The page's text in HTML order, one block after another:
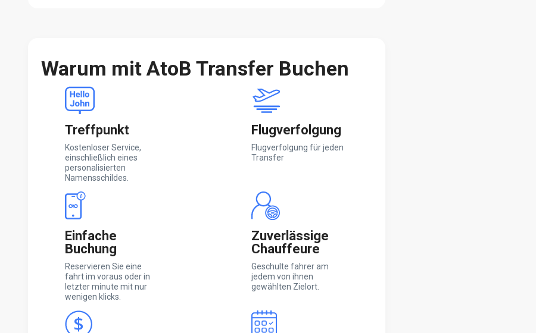
Warum mit AtoB Transfer Buchen
Treffpunkt
Kostenloser Service,
einschließlich eines
personalisierten
Namensschildes.
Flugverfolgung
Flugverfolgung für jeden
Transfer
Einfache
Buchung
Reservieren Sie eine
fahrt im voraus oder in
letzter minute mit nur
wenigen klicks.
Zuverlässige
Chauffeure
Geschulte fahrer am
jedem von ihnen
gewählten Zielort.